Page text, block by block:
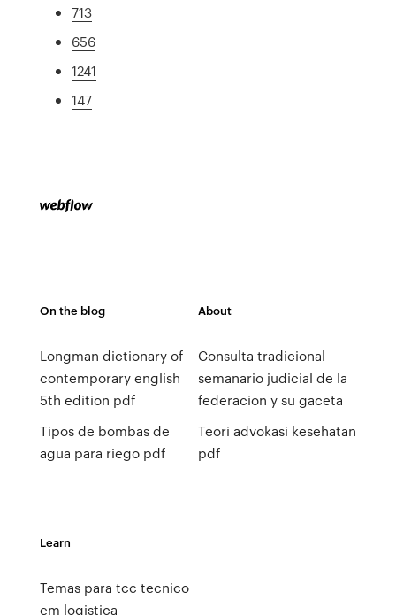
713
656
1241
147
On the blog
Longman dictionary of
contemporary english
5th edition pdf
Tipos de bombas de
agua para riego pdf
About
Consulta tradicional
semanario judicial de la
federacion y su gaceta
Teori advokasi kesehatan
pdf
Learn
Temas para tcc tecnico
em logistica